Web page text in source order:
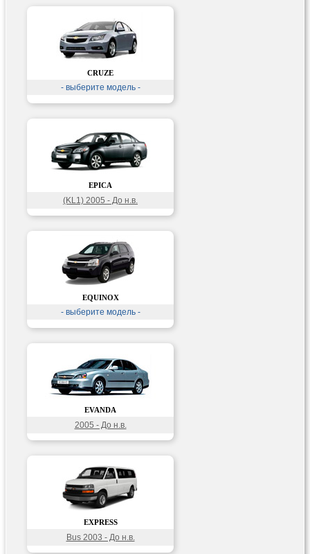
CRUZE
- выберите модель -
EPICA
(KL1) 2005 - До н.в.
EQUINOX
- выберите модель -
EVANDA
2005 - До н.в.
EXPRESS
Bus 2003 - До н.в.